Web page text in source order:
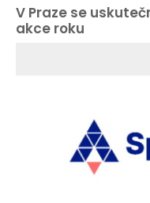
V Praze se
akce roku